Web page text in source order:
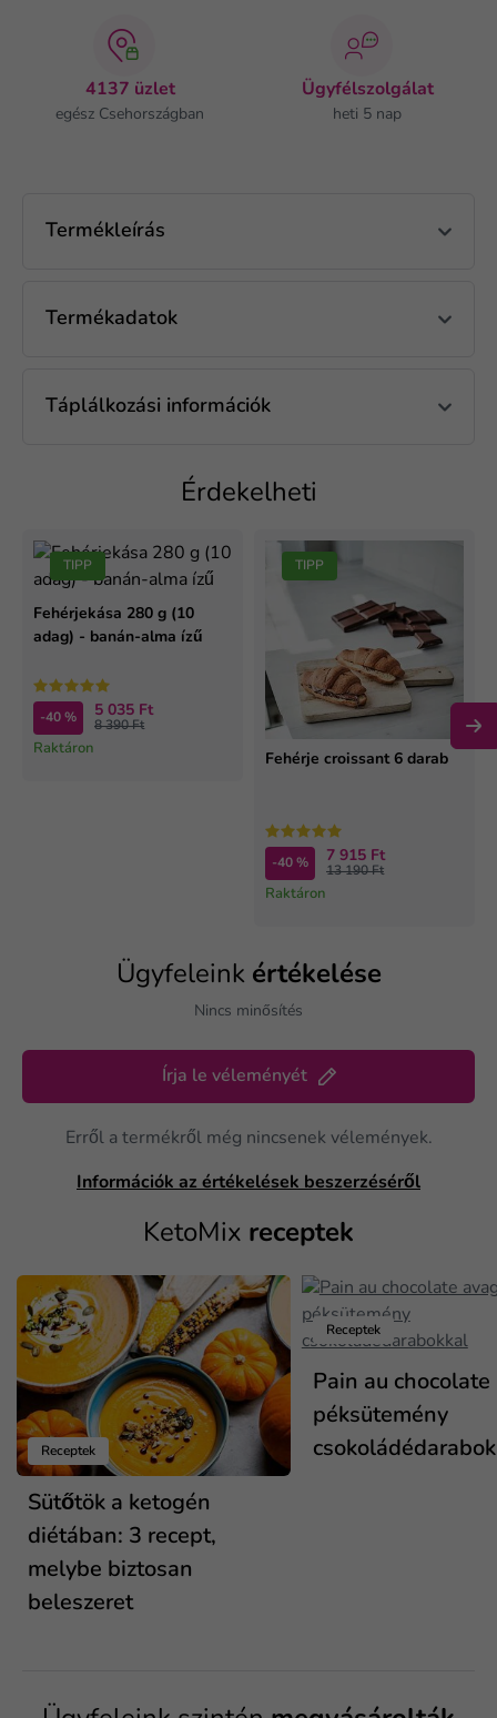
4137 üzlet
egész Csehországban
Ügyfélszolgálat
heti 5 nap
Termékleírás
Termékadatok
Táplálkozási információk
Érdekelheti
TIPP
Fehérjekása 280 g (10
adag) - banán-alma ízű
-40 % 5 035 Ft
8 390 Ft
Raktáron
TIPP
Fehérje croissant 6 darab
-40 % 7 915 Ft
13 190 Ft
Raktáron
Ügyfeleink értékelése
Nincs minősítés
Írja le véleményét
Erről a termékről még nincsenek vélemények.
Információk az értékelések beszerzéséről
KetoMix receptek
Receptek
Sütőtök a ketogén
diétában: 3 recept,
melybe biztosan
beleszeret
Receptek
Pain au chocolate
péksütemény